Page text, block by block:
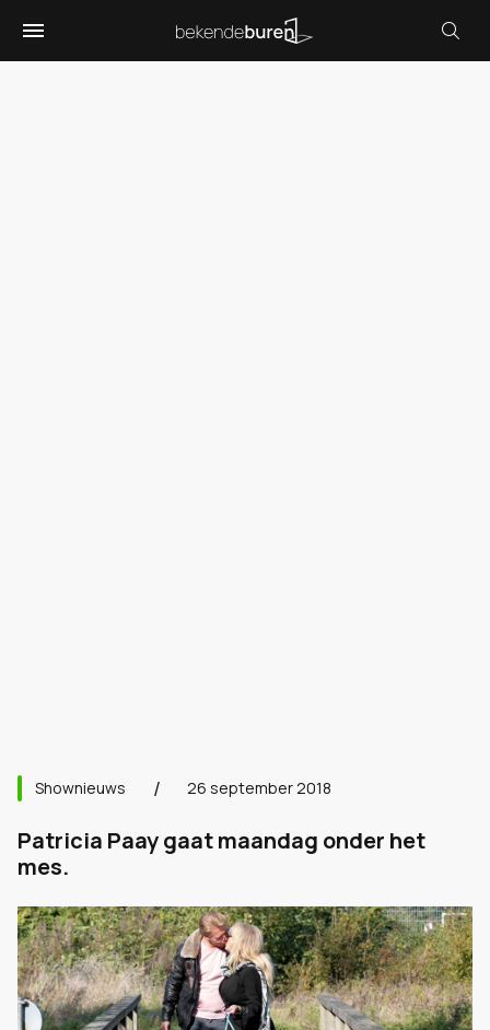
Shownieuws 26 september 2018
Patricia Paay gaat maandag onder het
mes.